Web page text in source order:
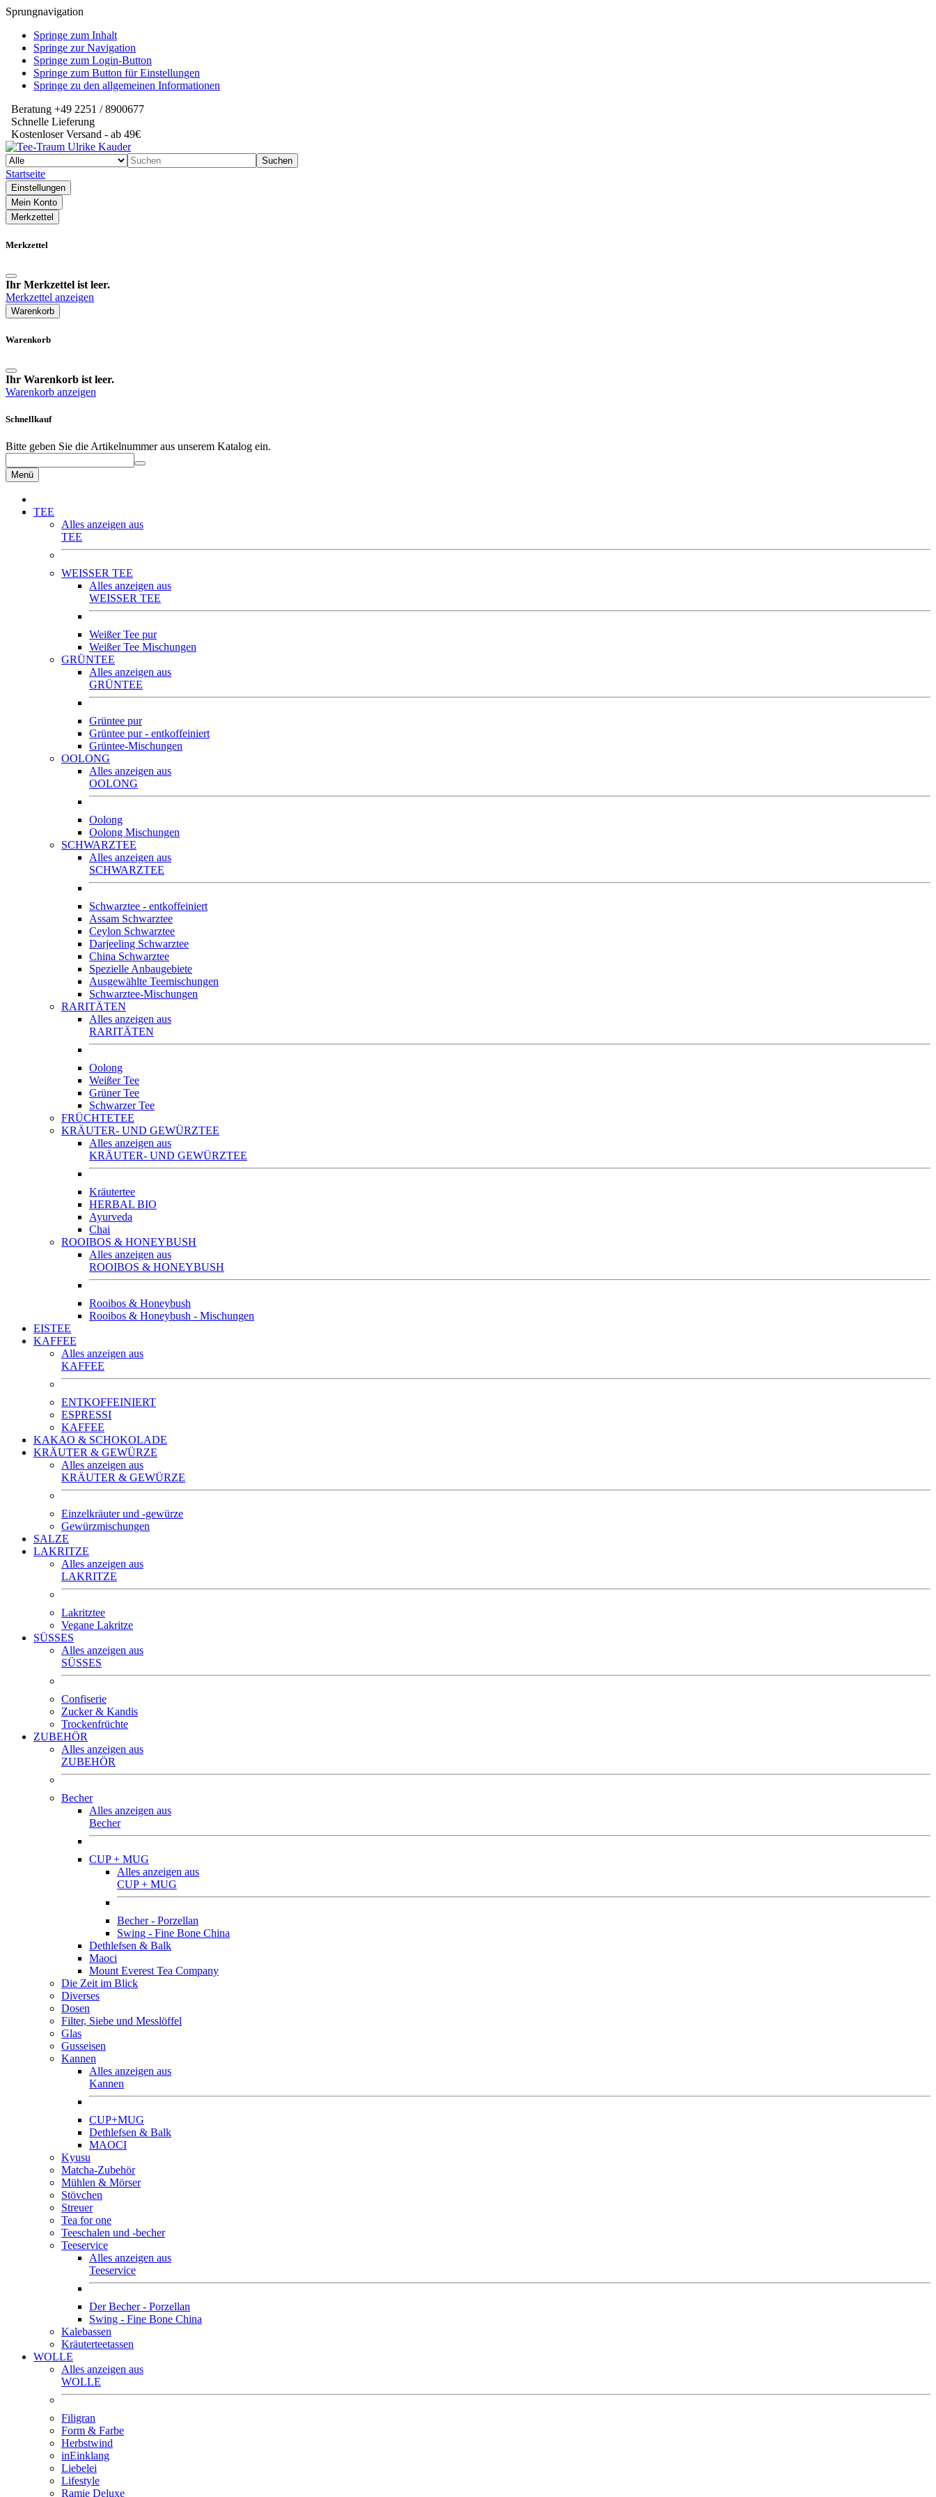
Sprungnavigation
Springe zum Inhalt
Springe zur Navigation
Springe zum Login-Button
Springe zum Button für Einstellungen
Springe zu den allgemeinen Informationen
Beratung +49 2251 / 8900677
Schnelle Lieferung
Kostenloser Versand - ab 49€
Suchen
Startseite
Einstellungen
Mein Konto
Merkzettel
Merkzettel
Ihr Merkzettel ist leer.
Merkzettel anzeigen
Warenkorb
Warenkorb
Ihr Warenkorb ist leer.
Warenkorb anzeigen
Schnellkauf
Bitte geben Sie die Artikelnummer aus unserem Katalog ein.
Menü
TEE
Alles anzeigen aus
TEE
WEISSER TEE
Alles anzeigen aus
WEISSER TEE
Weißer Tee pur
Weißer Tee Mischungen
GRÜNTEE
Alles anzeigen aus
GRÜNTEE
Grüntee pur
Grüntee pur - entkoffeiniert
Grüntee-Mischungen
OOLONG
Alles anzeigen aus
OOLONG
Oolong
Oolong Mischungen
SCHWARZTEE
Alles anzeigen aus
SCHWARZTEE
Schwarztee - entkoffeiniert
Assam Schwarztee
Ceylon Schwarztee
Darjeeling Schwarztee
China Schwarztee
Spezielle Anbaugebiete
Ausgewählte Teemischungen
Schwarztee-Mischungen
RARITÄTEN
Alles anzeigen aus
RARITÄTEN
Oolong
Weißer Tee
Grüner Tee
Schwarzer Tee
FRÜCHTETEE
KRÄUTER- UND GEWÜRZTEE
Alles anzeigen aus
KRÄUTER- UND GEWÜRZTEE
Kräutertee
HERBAL BIO
Ayurveda
Chai
ROOIBOS & HONEYBUSH
Alles anzeigen aus
ROOIBOS & HONEYBUSH
Rooibos & Honeybush
Rooibos & Honeybush - Mischungen
EISTEE
KAFFEE
Alles anzeigen aus
KAFFEE
ENTKOFFEINIERT
ESPRESSI
KAFFEE
KAKAO & SCHOKOLADE
KRÄUTER & GEWÜRZE
Alles anzeigen aus
KRÄUTER & GEWÜRZE
Einzelkräuter und -gewürze
Gewürzmischungen
SALZE
LAKRITZE
Alles anzeigen aus
LAKRITZE
Lakritztee
Vegane Lakritze
SÜSSES
Alles anzeigen aus
SÜSSES
Confiserie
Zucker & Kandis
Trockenfrüchte
ZUBEHÖR
Alles anzeigen aus
ZUBEHÖR
Becher
Alles anzeigen aus
Becher
CUP + MUG
Alles anzeigen aus
CUP + MUG
Becher - Porzellan
Swing - Fine Bone China
Dethlefsen & Balk
Maoci
Mount Everest Tea Company
Die Zeit im Blick
Diverses
Dosen
Filter, Siebe und Messlöffel
Glas
Gusseisen
Kannen
Alles anzeigen aus
Kannen
CUP+MUG
Dethlefsen & Balk
MAOCI
Kyusu
Matcha-Zubehör
Mühlen & Mörser
Stövchen
Streuer
Tea for one
Teeschalen und -becher
Teeservice
Alles anzeigen aus
Teeservice
Der Becher - Porzellan
Swing - Fine Bone China
Kalebassen
Kräuterteetassen
WOLLE
Alles anzeigen aus
WOLLE
Filigran
Form & Farbe
Herbstwind
inEinklang
Liebelei
Lifestyle
Ramie Deluxe